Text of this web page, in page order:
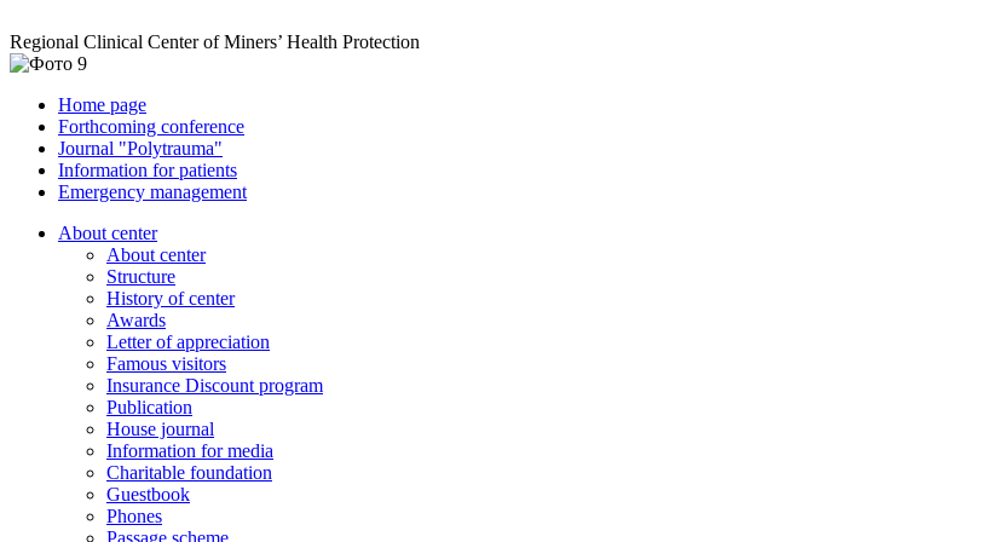
Regional Clinical Center of Miners’ Health Protection
Home page
Forthcoming conference
Journal "Polytrauma"
Information for patients
Emergency management
About center
About center
Structure
History of center
Awards
Letter of appreciation
Famous visitors
Insurance Discount program
Publication
House journal
Information for media
Charitable foundation
Guestbook
Phones
Passage scheme